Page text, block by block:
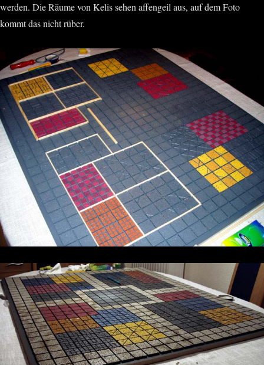
werden. Die Räume von Kelis sehen affengeil aus, auf dem Foto
kommt das nicht rüber.